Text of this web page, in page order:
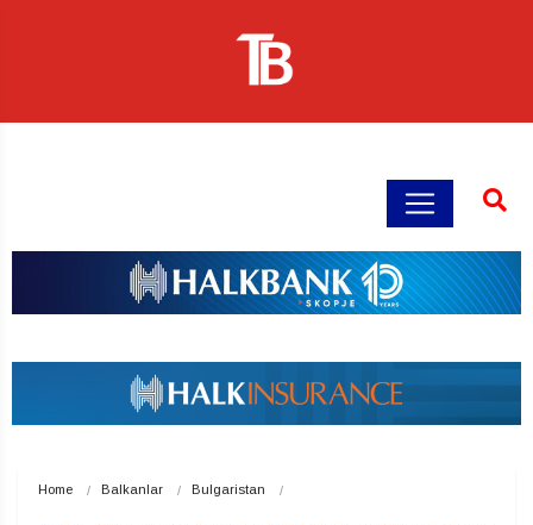
Home Balkanlar Bulgaristan